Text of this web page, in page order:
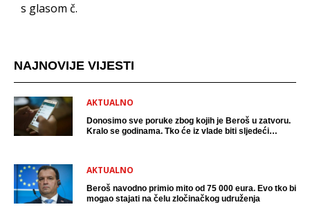
s glasom č.
NAJNOVIJE VIJESTI
AKTUALNO
Donosimo sve poruke zbog kojih je Beroš u zatvoru.
Kralo se godinama. Tko će iz vlade biti sljedeći
AKTUALNO
Beroš navodno primio mito od 75 000 eura. Evo tko bi
mogao stajati na čelu zločinačkog udruženja